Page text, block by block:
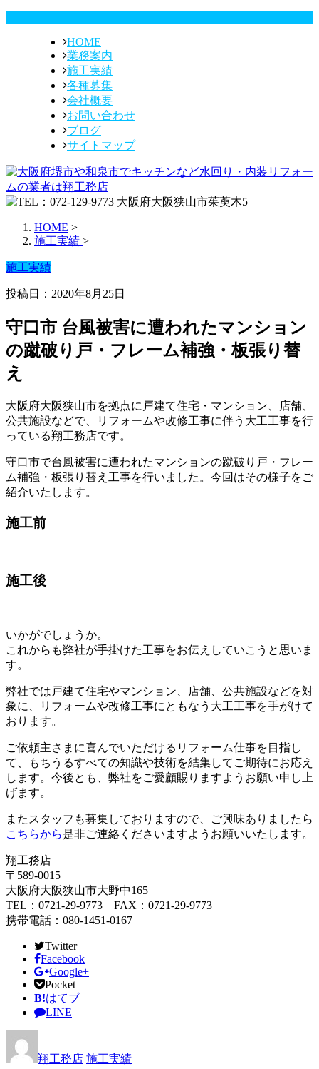
HOME
業務案内
施工実績
各種募集
会社概要
お問い合わせ
ブログ
サイトマップ
HOME >
施工実績 >
施工実績
投稿日：2020年8月25日
守口市 台風被害に遭われたマンション
の蹴破り戸・フレーム補強・板張り替
え
大阪府大阪狭山市を拠点に戸建て住宅・マンション、店舗、
公共施設などで、リフォームや改修工事に伴う大工工事を行
っている翔工務店です。
守口市で台風被害に遭われたマンションの蹴破り戸・フレー
ム補強・板張り替え工事を行いました。今回はその様子をご
紹介いたします。
施工前
施工後
いかがでしょうか。
これからも弊社が手掛けた工事をお伝えしていこうと思いま
す。
弊社では戸建て住宅やマンション、店舗、公共施設などを対
象に、リフォームや改修工事にともなう大工工事を手がけて
おります。
ご依頼主さまに喜んでいただけるリフォーム仕事を目指し
て、もちうるすべての知識や技術を結集してご期待にお応え
します。今後とも、弊社をご愛顧賜りますようお願い申し上
げます。
またスタッフも募集しておりますので、ご興味ありましたら
こちらから是非ご連絡くださいますようお願いいたします。
翔工務店
〒589-0015
大阪府大阪狭山市大野中165
TEL：0721-29-9773 FAX：0721-29-9773
携帯電話：080-1451-0167
Twitter
Facebook
Google+
Pocket
B!はてブ
LINE
翔工務店 施工実績